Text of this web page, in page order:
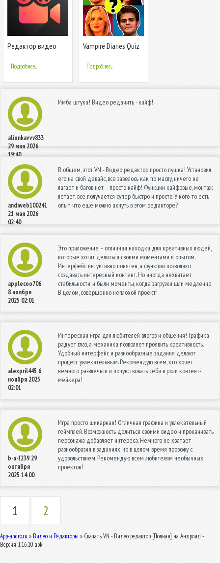
Редактор видео
и обрезка
Подробнее...
Vampire Diaries Quiz
Подробнее...
alionkavvv833
29 мая 2026
19:40
Имба штука! Видео редачить - кайф!
andiweb100241
21 мая 2026
02:40
В общем, этот VN - Видео редактор просто пушка! Установил
его на свой девайс, все завелось как по маслу, ничего не
лагает и багов нет – просто кайф! Функции кайфовые, монтаж
летает, все получается супер быстро и просто. У кого-то есть
опыт, что еще можно ахнуть в этом редакторе?
applecoo706
8 ноября
2025 02:01
Это приложение – отличная находка для креативных людей,
которые хотят делиться своими моментами и опытом.
Интерфейс интуитивно понятен, а функции позволяют
создавать интересный контент. Но иногда нехватает
стабильности, и были моменты, когда загрузки шли медленно.
В целом, совершенно неплохой проект!
alexpril445 6
ноября 2025
02:01
Интересная игра для любителей влогов и общения! Графика
радует глаз, а механика позволяет проявить креативность.
Удобный интерфейс и разнообразные задания делают
процесс увлекательным. Рекомендую всем, кто хочет
немного развлечься и почувствовать себя в роли контент-
мейкера!
b-a-f239 29
октября
2025 14:00
Игра просто шикарная! Отличная графика и увлекательный
геймплей. Возможность делиться своими видео и прокачивать
персонажа добавляет интереса. Немного не хватает
разнообразия в заданиях, но в целом, время провожу с
удовольствием. Рекомендую всем любителям необычных
проектов!
1 2
App-andro.ru » Видео и Редакторы » Скачать VN - Видео редактор [Полная] на Андроид -
Версия 1.16.10 apk